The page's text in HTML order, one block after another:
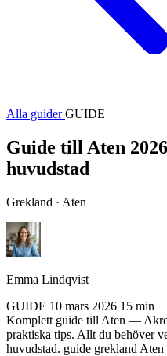
Alla guiderGUIDE
Guide till Aten
huvudstad
Grekland · Aten
Emma Lindqvist
GUIDE 10 mars 2026 15 min
Komplett guide till Aten —
praktiska tips. Allt du behöver
huvudstad. guide grekland Aten